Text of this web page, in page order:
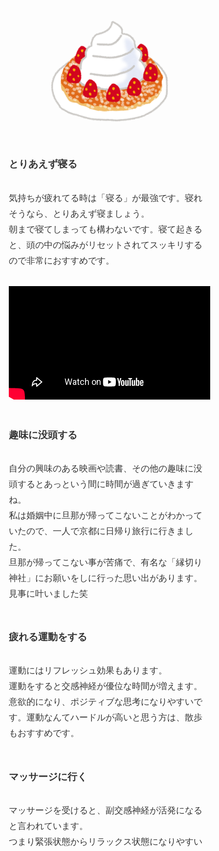
とりあえず寝る
気持ちが疲れてる時は「寝る」が最強です。寝れ
そうなら、とりあえず寝ましょう。
朝まで寝てしまっても構わないです。寝て起きる
と、頭の中の悩みがリセットされてスッキリする
ので非常におすすめです。
趣味に没頭する
自分の興味のある映画や読書、その他の趣味に没
頭するとあっという間に時間が過ぎていきます
ね。
私は婚姻中に旦那が帰ってこないことがわかって
いたので、一人で京都に日帰り旅行に行きまし
た。
旦那が帰ってこない事が苦痛で、有名な「縁切り
神社」にお願いをしに行った思い出があります。
見事に叶いました笑
疲れる運動をする
運動にはリフレッシュ効果もあります。
運動をすると交感神経が優位な時間が増えます。
意欲的になり、ポジティブな思考になりやすいで
す。運動なんてハードルが高いと思う方は、散歩
もおすすめです。
マッサージに行く
マッサージを受けると、副交感神経が活発になる
と言われています。
つまり緊張状態からリラックス状態になりやすい